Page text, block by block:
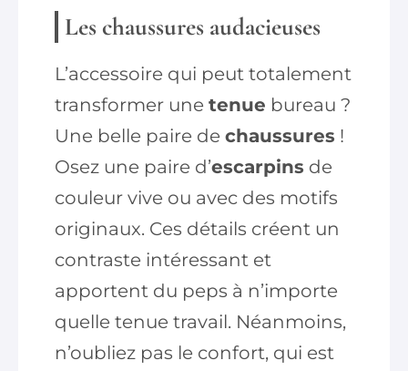
Les chaussures audacieuses
L’accessoire qui peut totalement
transformer une tenue bureau ?
Une belle paire de chaussures !
Osez une paire d’escarpins de
couleur vive ou avec des motifs
originaux. Ces détails créent un
contraste intéressant et
apportent du peps à n’importe
quelle tenue travail. Néanmoins,
n’oubliez pas le confort, qui est